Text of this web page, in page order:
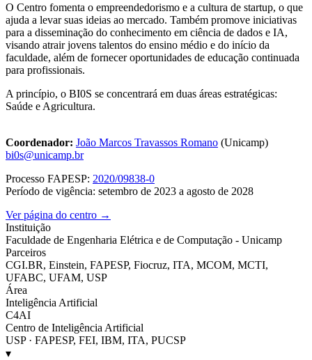
O Centro fomenta o empreendedorismo e a cultura de startup, o que
ajuda a levar suas ideias ao mercado. Também promove iniciativas
para a disseminação do conhecimento em ciência de dados e IA,
visando atrair jovens talentos do ensino médio e do início da
faculdade, além de fornecer oportunidades de educação continuada
para profissionais.
A princípio, o BI0S se concentrará em duas áreas estratégicas:
Saúde e Agricultura.
Coordenador: João Marcos Travassos Romano (Unicamp)
bi0s@unicamp.br
Processo FAPESP: 2020/09838-0
Período de vigência: setembro de 2023 a agosto de 2028
Ver página do centro →
Instituição
Faculdade de Engenharia Elétrica e de Computação - Unicamp
Parceiros
CGI.BR, Einstein, FAPESP, Fiocruz, ITA, MCOM, MCTI,
UFABC, UFAM, USP
Área
Inteligência Artificial
C4AI
Centro de Inteligência Artificial
USP · FAPESP, FEI, IBM, ITA, PUCSP
▾